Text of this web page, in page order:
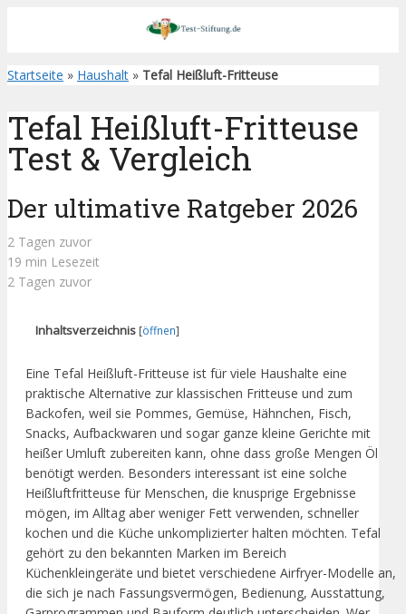
Startseite » Haushalt » Tefal Heißluft-Fritteuse
Tefal Heißluft-Fritteuse
Test & Vergleich
Der ultimative Ratgeber 2026
2 Tagen zuvor
19 min Lesezeit
2 Tagen zuvor
Inhaltsverzeichnis [öffnen]
Eine Tefal Heißluft-Fritteuse ist für viele Haushalte eine
praktische Alternative zur klassischen Fritteuse und zum
Backofen, weil sie Pommes, Gemüse, Hähnchen, Fisch,
Snacks, Aufbackwaren und sogar ganze kleine Gerichte mit
heißer Umluft zubereiten kann, ohne dass große Mengen Öl
benötigt werden. Besonders interessant ist eine solche
Heißluftfritteuse für Menschen, die knusprige Ergebnisse
mögen, im Alltag aber weniger Fett verwenden, schneller
kochen und die Küche unkomplizierter halten möchten. Tefal
gehört zu den bekannten Marken im Bereich
Küchenkleingeräte und bietet verschiedene Airfryer-Modelle an,
die sich je nach Fassungsvermögen, Bedienung, Ausstattung,